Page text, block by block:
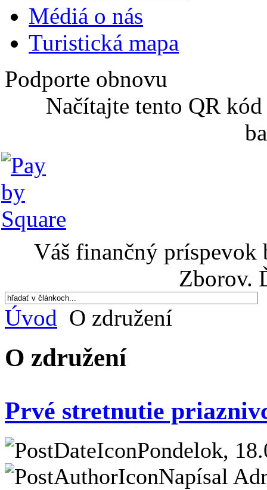
Médiá o nás
Turistická mapa
Podporte obnovu
Načítajte tento QR
Váš finančný príspevok
Zborov.
Úvod O združení
O združení
Prvé stretnutie
Pondelok,
Napísal